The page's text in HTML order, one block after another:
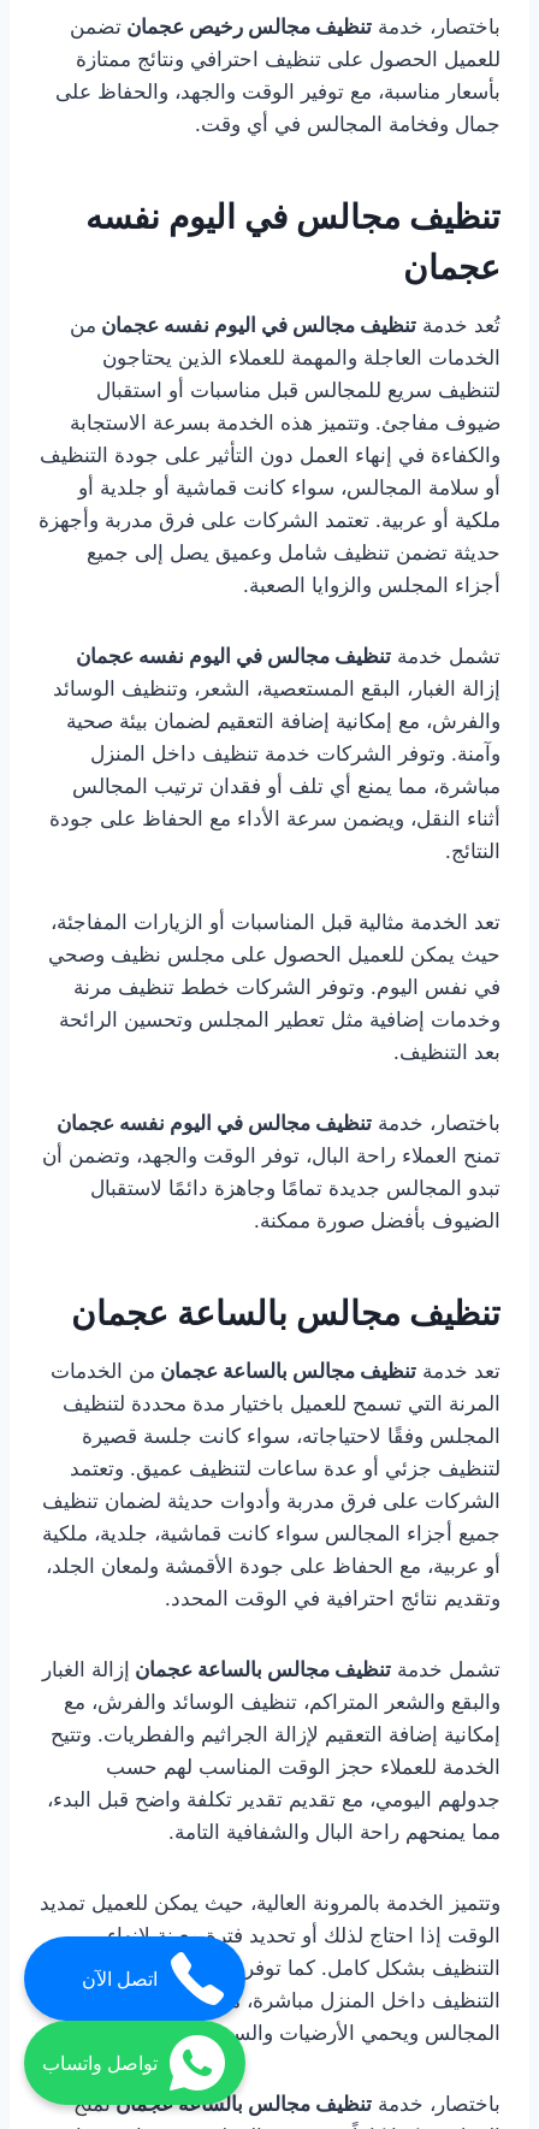
باختصار، خدمة تنظيف مجالس رخيص عجمان تضمن
للعميل الحصول على تنظيف احترافي ونتائج ممتازة
بأسعار مناسبة، مع توفير الوقت والجهد، والحفاظ على
جمال وفخامة المجالس في أي وقت.
تنظيف مجالس في اليوم نفسه
عجمان
تُعد خدمة تنظيف مجالس في اليوم نفسه عجمان من
الخدمات العاجلة والمهمة للعملاء الذين يحتاجون
لتنظيف سريع للمجالس قبل مناسبات أو استقبال
ضيوف مفاجئ. وتتميز هذه الخدمة بسرعة الاستجابة
والكفاءة في إنهاء العمل دون التأثير على جودة التنظيف
أو سلامة المجالس، سواء كانت قماشية أو جلدية أو
ملكية أو عربية. تعتمد الشركات على فرق مدربة وأجهزة
حديثة تضمن تنظيف شامل وعميق يصل إلى جميع
أجزاء المجلس والزوايا الصعبة.
تشمل خدمة تنظيف مجالس في اليوم نفسه عجمان
إزالة الغبار، البقع المستعصية، الشعر، وتنظيف الوسائد
والفرش، مع إمكانية إضافة التعقيم لضمان بيئة صحية
وآمنة. وتوفر الشركات خدمة تنظيف داخل المنزل
مباشرة، مما يمنع أي تلف أو فقدان ترتيب المجالس
أثناء النقل، ويضمن سرعة الأداء مع الحفاظ على جودة
النتائج.
تعد الخدمة مثالية قبل المناسبات أو الزيارات المفاجئة،
حيث يمكن للعميل الحصول على مجلس نظيف وصحي
في نفس اليوم. وتوفر الشركات خطط تنظيف مرنة
وخدمات إضافية مثل تعطير المجلس وتحسين الرائحة
بعد التنظيف.
باختصار، خدمة تنظيف مجالس في اليوم نفسه عجمان
تمنح العملاء راحة البال، توفر الوقت والجهد، وتضمن أن
تبدو المجالس جديدة تمامًا وجاهزة دائمًا لاستقبال
الضيوف بأفضل صورة ممكنة.
تنظيف مجالس بالساعة عجمان
تعد خدمة تنظيف مجالس بالساعة عجمان من الخدمات
المرنة التي تسمح للعميل باختيار مدة محددة لتنظيف
المجلس وفقًا لاحتياجاته، سواء كانت جلسة قصيرة
لتنظيف جزئي أو عدة ساعات لتنظيف عميق. وتعتمد
الشركات على فرق مدربة وأدوات حديثة لضمان تنظيف
جميع أجزاء المجالس سواء كانت قماشية، جلدية، ملكية
أو عربية، مع الحفاظ على جودة الأقمشة ولمعان الجلد،
وتقديم نتائج احترافية في الوقت المحدد.
تشمل خدمة تنظيف مجالس بالساعة عجمان إزالة الغبار
والبقع والشعر المتراكم، تنظيف الوسائد والفرش، مع
إمكانية إضافة التعقيم لإزالة الجراثيم والفطريات. وتتيح
الخدمة للعملاء حجز الوقت المناسب لهم حسب
جدولهم اليومي، مع تقديم تقدير تكلفة واضح قبل البدء،
مما يمنحهم راحة البال والشفافية التامة.
وتتميز الخدمة بالمرونة العالية، حيث يمكن للعميل تمديد
الوقت إذا احتاج لذلك أو تحديد فترة معينة لإنهاء
التنظيف بشكل كامل. كما توفر الشركات خدمة
التنظيف داخل المنزل مباشرة، مما يحافظ على ترتيب
المجالس ويحمي الأرضيات والسجاد أثناء العمل.
باختصار، خدمة تنظيف مجالس بالساعة عجمانتمنح
اتصل الآن
تواصل واتساب